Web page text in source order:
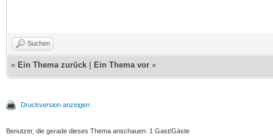
Suchen
« Ein Thema zurück Ein Thema vor »
Druckversion anzeigen
Benutzer, die gerade dieses Thema anschauen: 1 Gast/Gäste